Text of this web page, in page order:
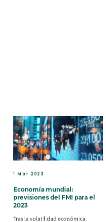
1 Mar 2023
Economía mundial:
previsiones del FMI para el
2023
Tras la volatilidad económica,